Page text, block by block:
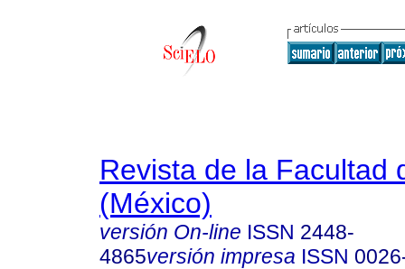
Revista de la Facultad
(México)
versión On-line ISSN 2448-
4865versión impresa ISSN